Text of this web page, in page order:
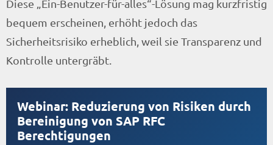
Diese „Ein-Benutzer-für-alles“-Lösung mag kurzfristig
bequem erscheinen, erhöht jedoch das
Sicherheitsrisiko erheblich, weil sie Transparenz und
Kontrolle untergräbt.
Webinar: Reduzierung von Risiken durch
Bereinigung von SAP RFC
Berechtigungen